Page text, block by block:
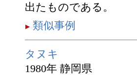
出たものである。
類似事例
タヌキ
1980年 静岡県